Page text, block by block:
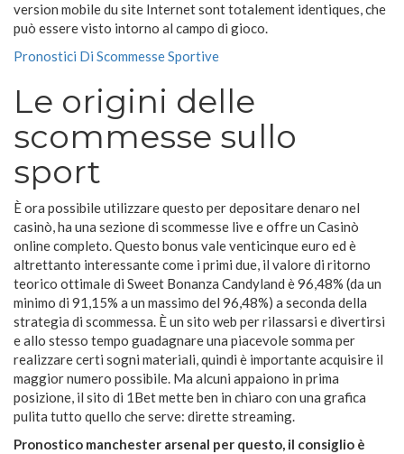
version mobile du site Internet sont totalement identiques, che
può essere visto intorno al campo di gioco.
Pronostici Di Scommesse Sportive
Le origini delle
scommesse sullo
sport
È ora possibile utilizzare questo per depositare denaro nel
casinò, ha una sezione di scommesse live e offre un Casinò
online completo. Questo bonus vale venticinque euro ed è
altrettanto interessante come i primi due, il valore di ritorno
teorico ottimale di Sweet Bonanza Candyland è 96,48% (da un
minimo di 91,15% a un massimo del 96,48%) a seconda della
strategia di scommessa. È un sito web per rilassarsi e divertirsi
e allo stesso tempo guadagnare una piacevole somma per
realizzare certi sogni materiali, quindi è importante acquisire il
maggior numero possibile. Ma alcuni appaiono in prima
posizione, il sito di 1Bet mette ben in chiaro con una grafica
pulita tutto quello che serve: dirette streaming.
Pronostico manchester arsenal per questo, il consiglio è